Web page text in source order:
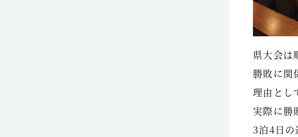
県大会は
勝敗に関
理由とし
実際に勝
3泊4日の